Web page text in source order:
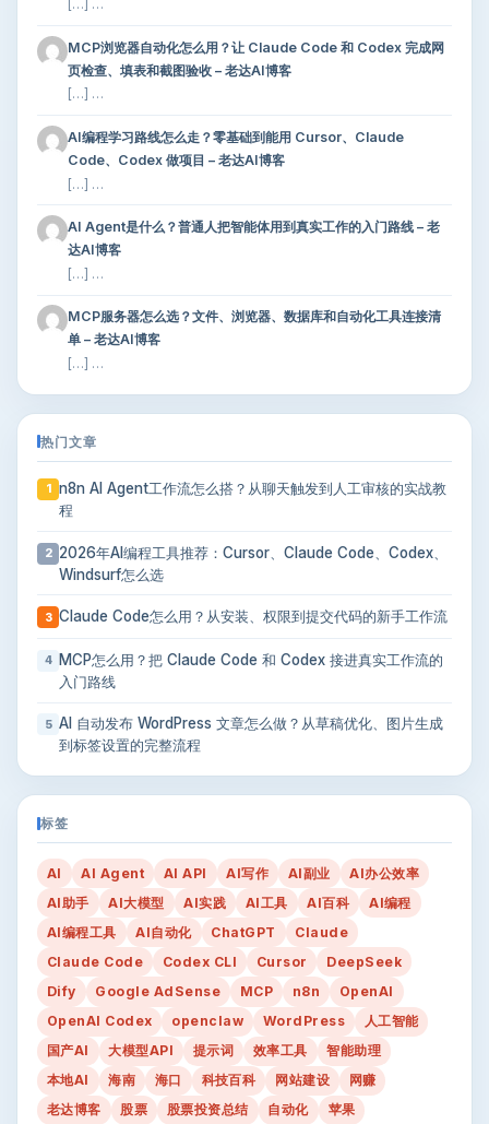
[…] …
MCP浏览器自动化怎么用？让 Claude Code 和 Codex 完成网
页检查、填表和截图验收 – 老达AI博客
[…] …
AI编程学习路线怎么走？零基础到能用 Cursor、Claude
Code、Codex 做项目 – 老达AI博客
[…] …
AI Agent是什么？普通人把智能体用到真实工作的入门路线 – 老
达AI博客
[…] …
MCP服务器怎么选？文件、浏览器、数据库和自动化工具连接清
单 – 老达AI博客
[…] …
热门文章
1
n8n AI Agent工作流怎么搭？从聊天触发到人工审核的实战教
程
2 2026年AI编程工具推荐：Cursor、Claude Code、Codex、
Windsurf怎么选
3 Claude Code怎么用？从安装、权限到提交代码的新手工作流
4
MCP怎么用？把 Claude Code 和 Codex 接进真实工作流的
入门路线
5 AI 自动发布 WordPress 文章怎么做？从草稿优化、图片生成
到标签设置的完整流程
标签
AI AI Agent AI API AI写作 AI副业
AI办公效率
AI助手
AI大模型 AI实践 AI工具 AI百科
AI编程
AI编程工具
AI自动化 ChatGPT
Claude
Claude Code
Codex CLI Cursor
DeepSeek
Dify
Google AdSense MCP n8n
OpenAI
OpenAI Codex
openclaw WordPress
人工智能
国产AI
大模型API 提示词 效率工具
智能助理
本地AI
海南 海口 科技百科 网站建设
网赚
老达博客
股票 股票投资总结 自动化 苹果